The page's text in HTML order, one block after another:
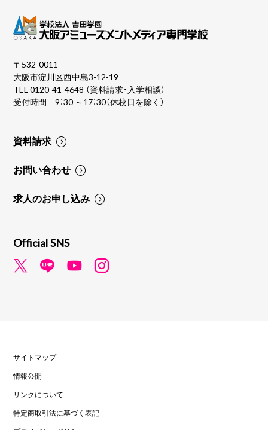
〒532-0011
大阪市淀川区西中島3-12-19
TEL0120-41-4648 （資料請求・入学相談）
受付時間 9：30 ～17：30（休校日を除く）
資料請求
お問い合わせ
求人のお申し込み
Official SNS
サイトマップ
情報公開
リンクについて
特定商取引法に基づく表記